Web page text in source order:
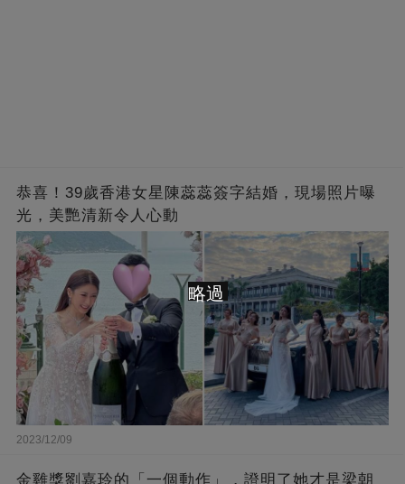
恭喜！39歲香港女星陳蕊蕊簽字結婚，現場照片曝
光，美艷清新令人心動
2023/12/09
金雞獎劉嘉玲的「一個動作」，證明了她才是梁朝
略過